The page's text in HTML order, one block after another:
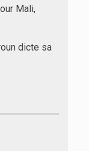
Mali,
dicte sa